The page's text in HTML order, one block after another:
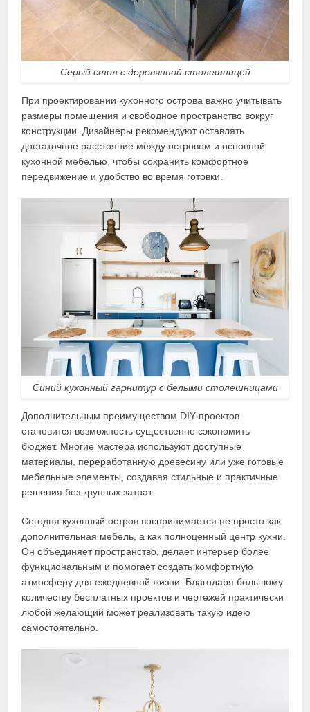
Серый стол с деревянной столешницей
При проектировании кухонного острова важно учитывать
размеры помещения и свободное пространство вокруг
конструкции. Дизайнеры рекомендуют оставлять
достаточное расстояние между островом и основной
кухонной мебелью, чтобы сохранить комфортное
передвижение и удобство во время готовки.
Синий кухонный гарнитур с белыми столешницами
Дополнительным преимуществом DIY-проектов
становится возможность существенно сэкономить
бюджет. Многие мастера используют доступные
материалы, переработанную древесину или уже готовые
мебельные элементы, создавая стильные и практичные
решения без крупных затрат.
Сегодня кухонный остров воспринимается не просто как
дополнительная мебель, а как полноценный центр кухни.
Он объединяет пространство, делает интерьер более
функциональным и помогает создать комфортную
атмосферу для ежедневной жизни. Благодаря большому
количеству бесплатных проектов и чертежей практически
любой желающий может реализовать такую идею
самостоятельно.